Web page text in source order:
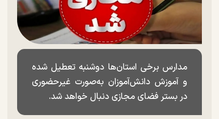
مدارس برخی استان‌ها دوشنبه تعطیل شده
و آموزش دانش‌آموزان به‌صورت غیرحضوری
در بستر فضای مجازی دنبال خواهد شد.